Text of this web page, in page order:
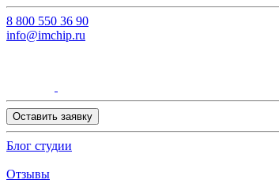
8 800 550 36 90
info@imchip.ru
Оставить заявку
Блог студии
Отзывы